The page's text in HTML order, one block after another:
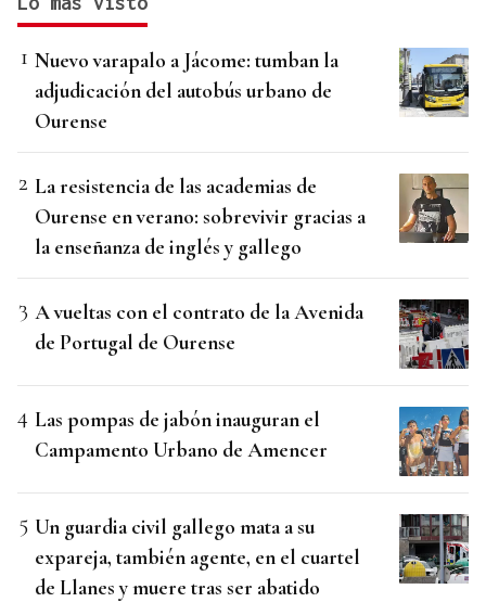
Nuevo varapalo a Jácome: tumban la
adjudicación del autobús urbano de
Ourense
La resistencia de las academias de
Ourense en verano: sobrevivir gracias a
la enseñanza de inglés y gallego
A vueltas con el contrato de la Avenida
de Portugal de Ourense
Las pompas de jabón inauguran el
Campamento Urbano de Amencer
Un guardia civil gallego mata a su
expareja, también agente, en el cuartel
de Llanes y muere tras ser abatido